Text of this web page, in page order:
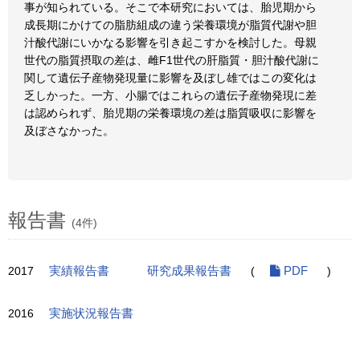
事が知られている。そこで本研究においては、胎児期から
成長期にかけての脂肪組成の違う栄養環境が脂質代謝や胆
汁酸代謝にいかなる影響を引き起こすかを検討した。母親
世代の脂質摂取の差は、雌F1世代の肝脂質・胆汁酸代謝に
関して遺伝子産物発現量に影響を及ぼし雄ではこの変化は
乏しかった。一方、小腸ではこれらの遺伝子産物発現に差
は認められず、胎児期の栄養環境の差は脂質吸収に影響を
及ぼさなかった。
報告書 (4件)
2017 実績報告書 研究成果報告書 ( PDF )
2016 実施状況報告書